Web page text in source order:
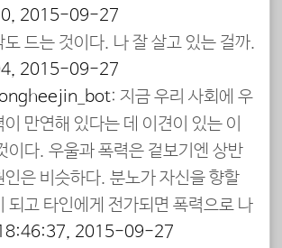
2015-09-27
도 드는 것이다. 나 잘 살고 있는 걸까.
2015-09-27
: 지금 우리 사회에 우
만연해 있다는 데 이견이 있는 이
이다. 우울과 폭력은 겉보기엔 상반
인은 비슷하다. 분노가 자신을 향할
되고 타인에게 전가되면 폭력으로 나
2015-09-27